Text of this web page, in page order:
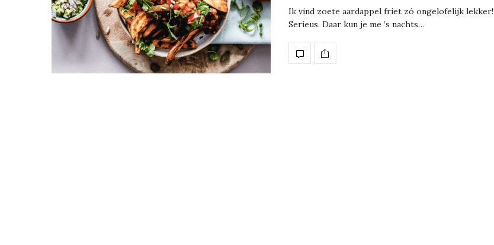
Ik vind zoete aardappel friet zó ongelofelijk lekker!
Serieus. Daar kun je me ’s nachts…